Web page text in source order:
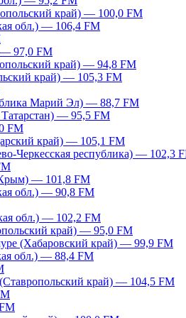
край) — 100,0 FM
обл.) — 106,4 FM
97,0 FM
край) — 94,8 FM
край) — 105,3 FM
Марий Эл) — 88,7 FM
Татарстан) — 95,5 FM
FM
край) — 105,1 FM
Черкесская республика) — 102,3
— 101,8 FM
обл.) — 90,8 FM
обл.) — 102,2 FM
край) — 95,0 FM
(Хабаровский край) — 99,9 FM
обл.) — 88,4 FM
край) — 104,5 FM